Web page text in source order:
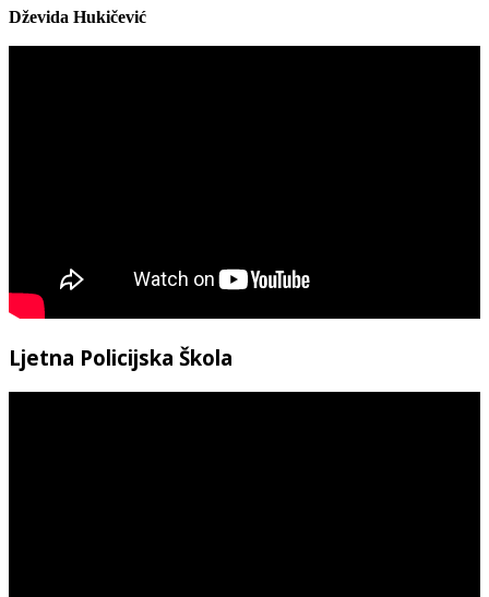
Dževida Hukičević
Ljetna Policijska Škola